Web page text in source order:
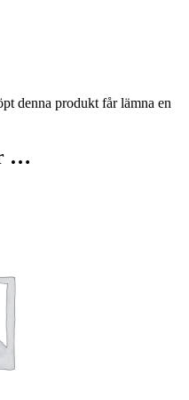
denna produkt får lämna en
…